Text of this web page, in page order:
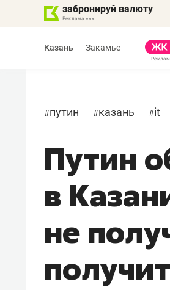
забронируй валюту
Казань Закамье
#путин #казань #it
Путин
в
не
«Не
Как